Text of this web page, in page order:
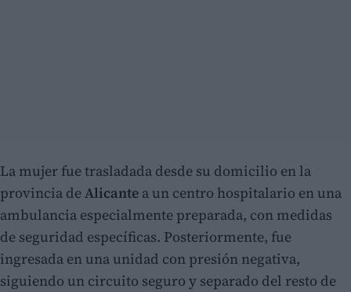
La mujer fue trasladada desde su domicilio en la
provincia deAlicante a un centro hospitalario en una
ambulancia especialmente preparada, con medidas
de seguridad específicas. Posteriormente, fue
ingresada en una unidad con presión negativa,
siguiendo un circuito seguro y separado del resto de